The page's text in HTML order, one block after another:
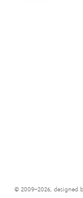
© 2009–2026, designed